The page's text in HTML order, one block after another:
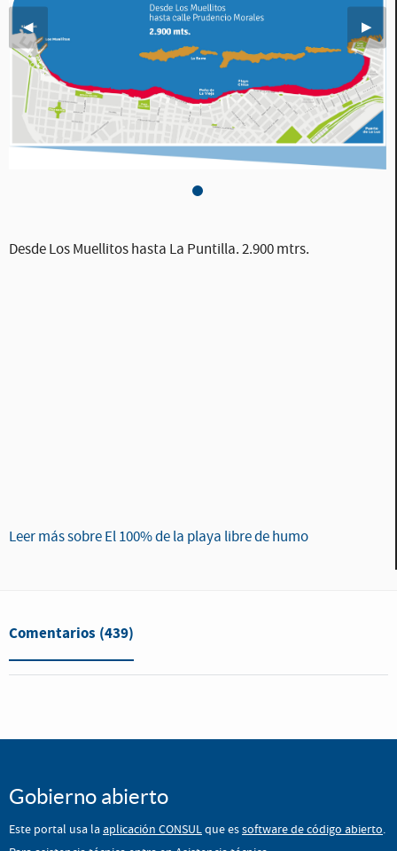
Imagen anterior
◀︎ ▶︎
Mapa Opción 3, 100% de la
Desde Los Muellitos hasta La Puntilla. 2.900 mtrs.
Leer más sobre El 100% de la playa libre de humo
Comentarios (439)
Gobierno abierto
Este portal usa laaplicación CONSULque essoftware de código abierto.